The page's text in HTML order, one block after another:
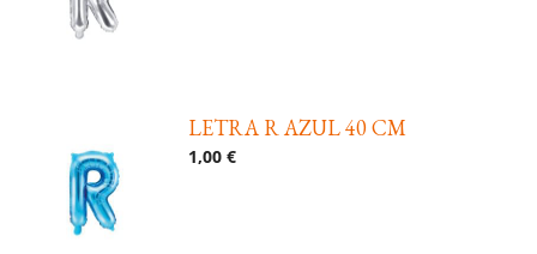
LETRA R AZUL 40 CM
1,00 €